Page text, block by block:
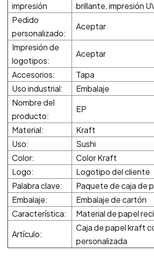
impresión
brillante, impresión
Pedido
personalizado:
Aceptar
Impresión de
logotipos:
Aceptar
Accesorios:
Tapa
Uso industrial:
Embalaje
Nombre del
producto:
EP
Material:
Kraft
Uso:
Sushi
Color:
Color Kraft
Logo:
Logotipo del cliente
Palabra clave:
Paquete de caja de
Embalaje:
Embalaje de cartón
Característica:
Material de papel
Artículo:
Caja de papel kraft
personalizada